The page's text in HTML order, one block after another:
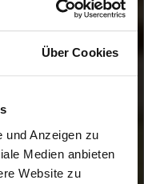
Über Cookies
und Anzeigen zu
Medien anbieten
Website zu